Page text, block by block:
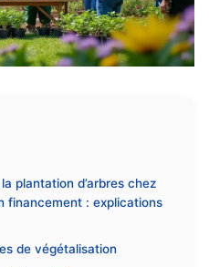
plantation d’arbres chez
financement : explications
de végétalisation